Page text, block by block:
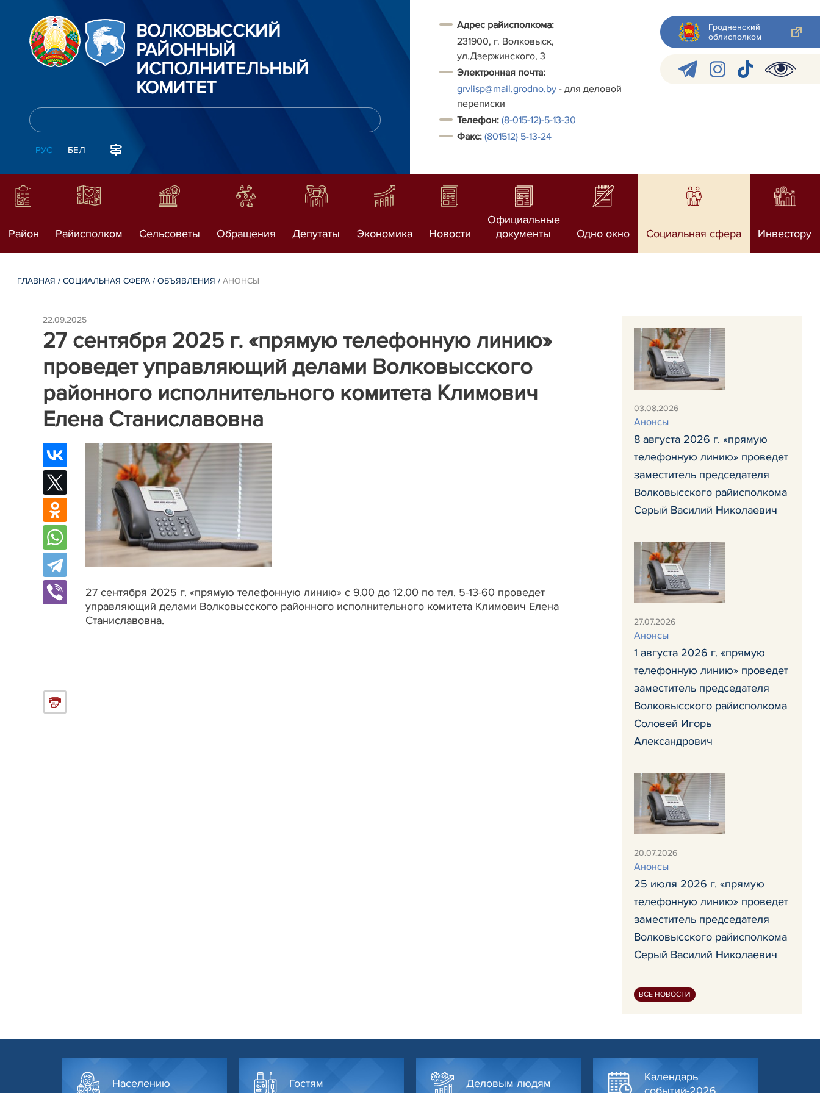
ВОЛКОВЫССКИЙ
РАЙОННЫЙ
ИСПОЛНИТЕЛЬНЫЙ
КОМИТЕТ
РУС БЕЛ
Адрес райисполкома:
231900, г. Волковыск,
ул.Дзержинского, 3
Электронная почта:
grvlisp@mail.grodno.by - для деловой
переписки
Телефон: (8-015-12)-5-13-30
Факс: (801512) 5-13-24
Гродненский
облисполком
Район Райисполком Сельсоветы Обращения Депутаты Экономика Новости
Официальные
документы
Одно окно Социальная сфера Инвестору
ГЛАВНАЯ /СОЦИАЛЬНАЯ СФЕРА /ОБЪЯВЛЕНИЯ /АНОНСЫ
22.09.2025
27 сентября 2025 г. «прямую телефонную линию»
проведет управляющий делами Волковысского
районного исполнительного комитета Климович
Елена Станиславовна
27 сентября 2025 г. «прямую телефонную линию» с 9.00 до 12.00 по тел. 5-13-60 проведет
управляющий делами Волковысского районного исполнительного комитета Климович Елена
Станиславовна.
03.08.2026
Анонсы
8 августа 2026 г. «прямую
телефонную линию» проведет
заместитель председателя
Волковысского райисполкома
Серый Василий Николаевич
27.07.2026
Анонсы
1 августа 2026 г. «прямую
телефонную линию» проведет
заместитель председателя
Волковысского райисполкома
Соловей Игорь
Александрович
20.07.2026
Анонсы
25 июля 2026 г. «прямую
телефонную линию» проведет
заместитель председателя
Волковысского райисполкома
Серый Василий Николаевич
ВСЕ НОВОСТИ
Населению Гостям Деловым людям
Календарь
событий-2026